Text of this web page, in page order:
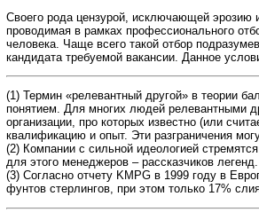
Своего рода цензурой, исключающей эрозию
проводимая в рамках профессионального
человека. Чаще всего такой отбор
кандидата требуемой вакансии. Данное
(1) Термин «релевантный другой» в теории
понятием. Для многих людей релевантными
организации, про которых известно (или
квалификацию и опыт. Эти разграничения
(2) Компании с сильной идеологией
для этого менеджеров – рассказчиков легенд.
(3) Согласно отчету KMPG в 1999 году в
фунтов стерлингов, при этом только 17%